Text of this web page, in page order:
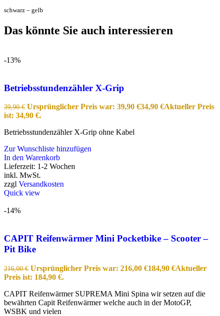
schwarz – gelb
Das könnte Sie auch interessieren
-13%
Betriebsstundenzähler X-Grip
39,90€ Ursprünglicher Preis war: 39,90 €34,90 €Aktueller Preis
ist: 34,90 €.
Betriebsstundenzähler X-Grip ohne Kabel
Zur Wunschliste hinzufügen
In den Warenkorb
Lieferzeit: 1-2 Wochen
inkl. MwSt.
zzgl Versandkosten
Quick view
-14%
CAPIT Reifenwärmer Mini Pocketbike – Scooter –
Pit Bike
216,00€ Ursprünglicher Preis war: 216,00 €184,90 €Aktueller
Preis ist: 184,90 €.
CAPIT Reifenwärmer SUPREMA Mini Spina wir setzen auf die
bewährten Capit Reifenwärmer welche auch in der MotoGP,
WSBK und vielen